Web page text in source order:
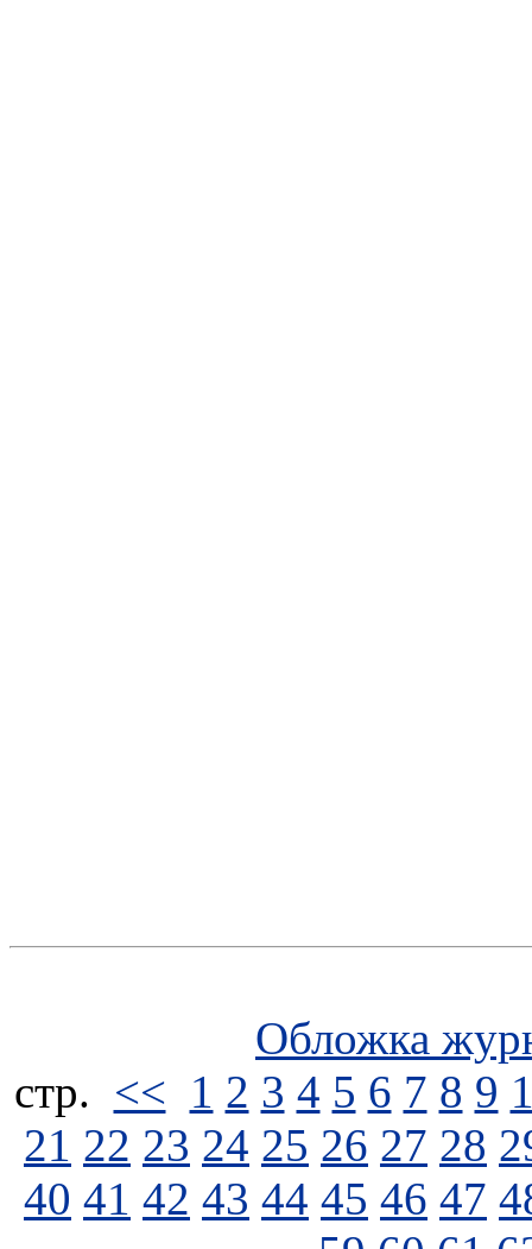
Обложка
стp. << 1 2 3 4 5 6 7 8 9
21 22 23 24 25 26 27 28
40 41 42 43 44 45 46 47